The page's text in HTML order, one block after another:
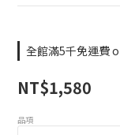
全館滿5千免運費
NT$1,580
品項